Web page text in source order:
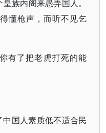
族内阁来愚弄国人。
懂枪声，而听不见乞
有了把老虎打死的能
国人素质低不适合民